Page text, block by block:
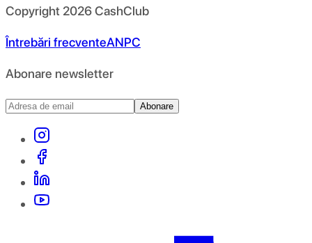
Copyright 2026CashClub
Întrebări frecventeANPC
Abonare newsletter
Abonare